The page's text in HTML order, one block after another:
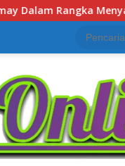
81 Tahun 2026